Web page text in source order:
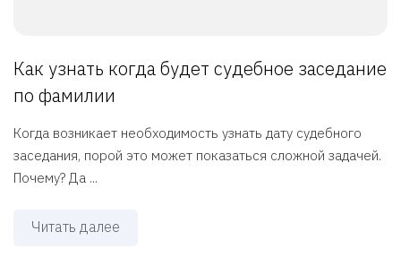
Как узнать когда будет судебное заседание
по фамилии
Когда возникает необходимость узнать дату судебного
заседания, порой это может показаться сложной задачей.
Почему? Да ...
Читать далее